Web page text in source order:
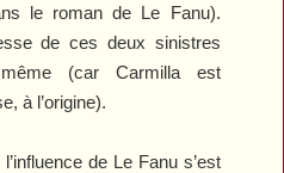
le roman de Le Fanu).
de ces deux sinistres
(car Carmilla est
à l’origine).
de Le Fanu s’est